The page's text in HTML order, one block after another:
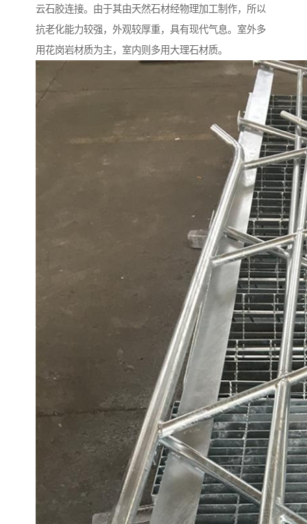
云石胶连接。由于其由天然石材经物理加工制作，所以
抗老化能力较强，外观较厚重，具有现代气息。室外多
用花岗岩材质为主，室内则多用大理石材质。